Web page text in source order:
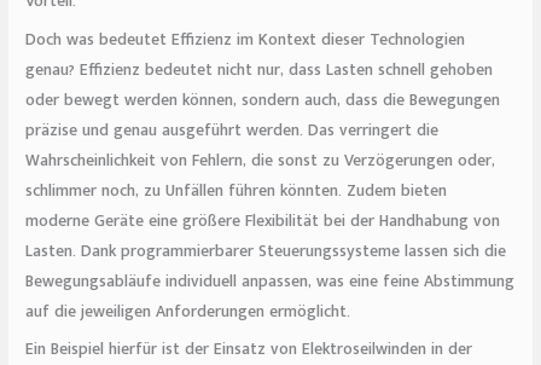
Doch was bedeutet Effizienz im Kontext dieser Technologien
genau? Effizienz bedeutet nicht nur, dass Lasten schnell gehoben
oder bewegt werden können, sondern auch, dass die Bewegungen
präzise und genau ausgeführt werden. Das verringert die
Wahrscheinlichkeit von Fehlern, die sonst zu Verzögerungen oder,
schlimmer noch, zu Unfällen führen könnten. Zudem bieten
moderne Geräte eine größere Flexibilität bei der Handhabung von
Lasten. Dank programmierbarer Steuerungssysteme lassen sich die
Bewegungsabläufe individuell anpassen, was eine feine Abstimmung
auf die jeweiligen Anforderungen ermöglicht.
Ein Beispiel hierfür ist der Einsatz von Elektroseilwinden in der